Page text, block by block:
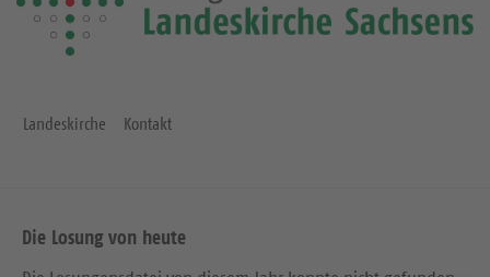
Landeskirche Kontakt
Die Losung von heute